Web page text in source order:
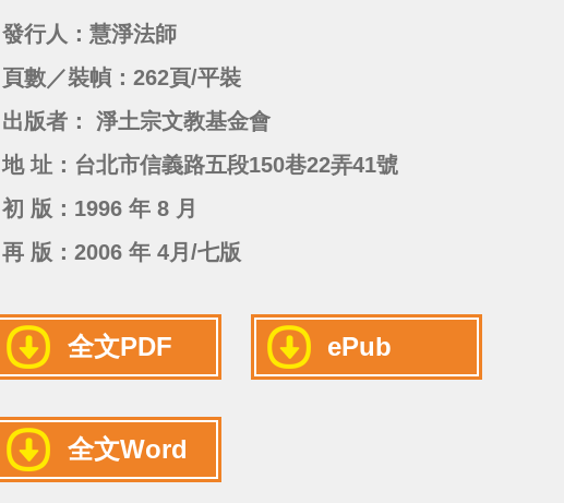
發行人：慧淨法師
頁數／裝幀：262頁/平裝
出版者： 淨土宗文教基金會
地 址：台北市信義路五段150巷22弄41號
初 版：1996 年 8 月
再 版：2006 年 4月/七版
全文PDF ePub
全文Word